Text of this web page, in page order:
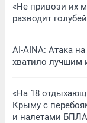
«Не привози их
разводит
AI-AINA: Атака
хватило лучшим
«На 18
Крыму с
и налетами БПЛА